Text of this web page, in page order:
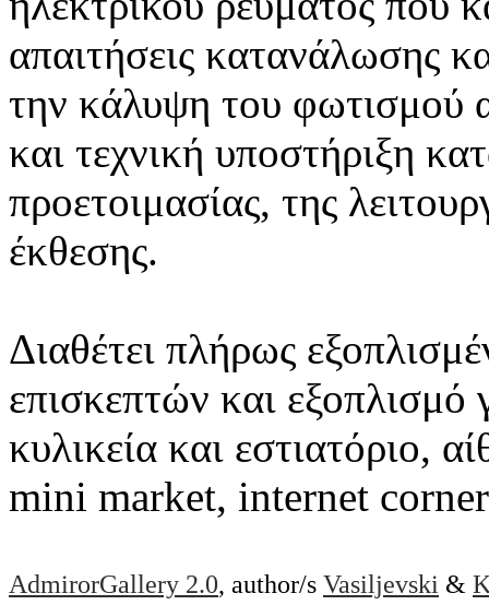
απαιτήσεις κατανάλωσης
την κάλυψη του φωτισμού
και τεχνική υποστήριξη
προετοιμασίας, της
έκθεσης.
Διαθέτει πλήρως
επισκεπτών και εξοπλισμό
κυλικεία και εστιατόριο,
mini market, internet
AdmirorGallery 2.0, author/s Vasiljevski &